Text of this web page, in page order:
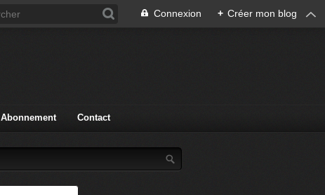
Connexion + Créer mon blog
Abonnement Contact